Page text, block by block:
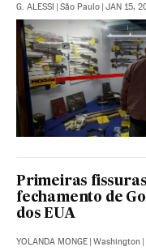
G. ALESSI | São Paulo | JAN 15,
Primeiras
fechamento de
dos EUA
YOLANDA MONGE | Washington |